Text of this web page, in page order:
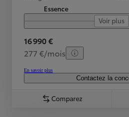
Essence
Voir plus
16 990 €
277 €/mois
En savoir plus
Contactez la
Comparez